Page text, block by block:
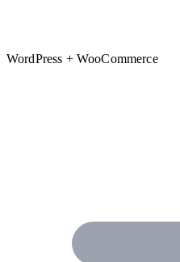
WordPress + WooCommerce